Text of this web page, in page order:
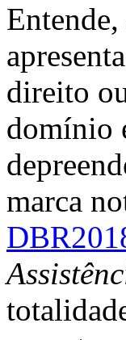
direito
domínio
marca